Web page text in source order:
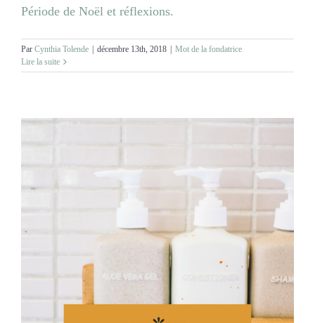
Période de Noël et réflexions.
Par Cynthia Tolende décembre 13th, 2018
Mot de la fondatrice
Lire la suite